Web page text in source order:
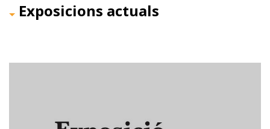
Exposicions actuals